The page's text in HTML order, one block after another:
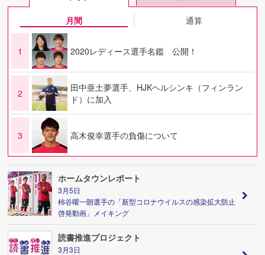
月間 通算
1 2020レディース選手名鑑 公開！
2
田中亜土夢選手、HJKヘルシンキ（フィンラン
ド）に加入
3 高木俊幸選手の負傷について
ホームタウンレポート
3月5日
柿谷曜一朗選手の「新型コロナウイルスの感染拡大防止
啓発動画」メイキング
読書推進プロジェクト
3月3日